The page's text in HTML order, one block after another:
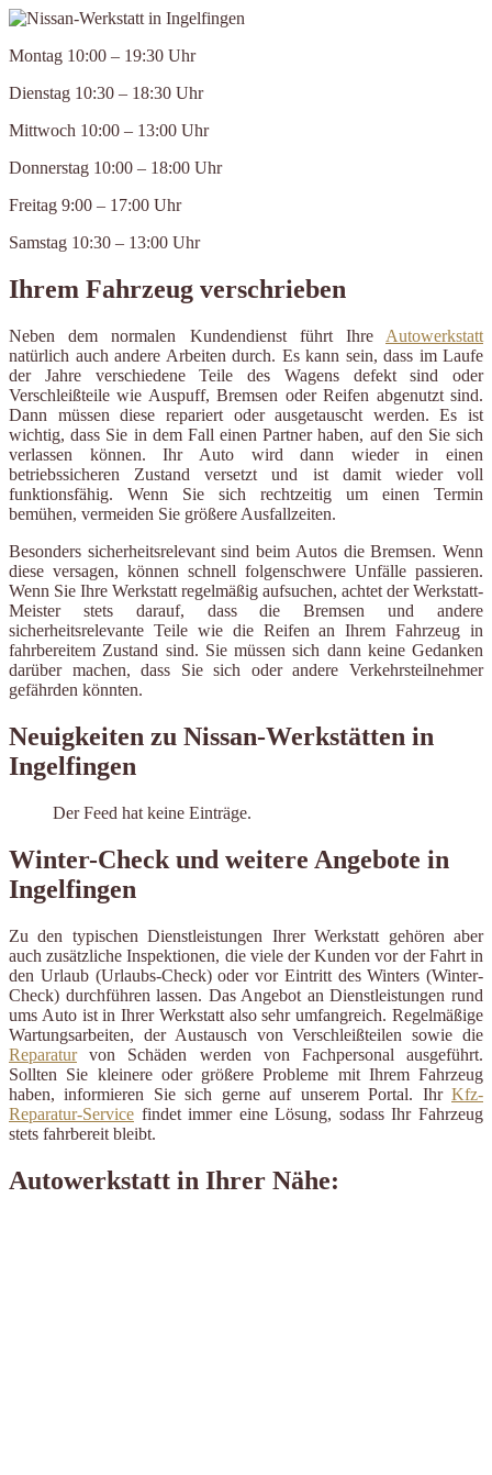
Montag 10:00 – 19:30 Uhr
Dienstag 10:30 – 18:30 Uhr
Mittwoch 10:00 – 13:00 Uhr
Donnerstag 10:00 – 18:00 Uhr
Freitag 9:00 – 17:00 Uhr
Samstag 10:30 – 13:00 Uhr
Ihrem Fahrzeug verschrieben
Neben dem normalen Kundendienst führt Ihre Autowerkstatt
natürlich auch andere Arbeiten durch. Es kann sein, dass im Laufe
der Jahre verschiedene Teile des Wagens defekt sind oder
Verschleißteile wie Auspuff, Bremsen oder Reifen abgenutzt sind.
Dann müssen diese repariert oder ausgetauscht werden. Es ist
wichtig, dass Sie in dem Fall einen Partner haben, auf den Sie sich
verlassen können. Ihr Auto wird dann wieder in einen
betriebssicheren Zustand versetzt und ist damit wieder voll
funktionsfähig. Wenn Sie sich rechtzeitig um einen Termin
bemühen, vermeiden Sie größere Ausfallzeiten.
Besonders sicherheitsrelevant sind beim Autos die Bremsen. Wenn
diese versagen, können schnell folgenschwere Unfälle passieren.
Wenn Sie Ihre Werkstatt regelmäßig aufsuchen, achtet der Werkstatt-
Meister stets darauf, dass die Bremsen und andere
sicherheitsrelevante Teile wie die Reifen an Ihrem Fahrzeug in
fahrbereitem Zustand sind. Sie müssen sich dann keine Gedanken
darüber machen, dass Sie sich oder andere Verkehrsteilnehmer
gefährden könnten.
Neuigkeiten zu Nissan-Werkstätten in
Ingelfingen
Der Feed hat keine Einträge.
Winter-Check und weitere Angebote in
Ingelfingen
Zu den typischen Dienstleistungen Ihrer Werkstatt gehören aber
auch zusätzliche Inspektionen, die viele der Kunden vor der Fahrt in
den Urlaub (Urlaubs-Check) oder vor Eintritt des Winters (Winter-
Check) durchführen lassen. Das Angebot an Dienstleistungen rund
ums Auto ist in Ihrer Werkstatt also sehr umfangreich. Regelmäßige
Wartungsarbeiten, der Austausch von Verschleißteilen sowie die
Reparaturvon Schäden werden von Fachpersonal ausgeführt.
Sollten Sie kleinere oder größere Probleme mit Ihrem Fahrzeug
haben, informieren Sie sich gerne auf unserem Portal. Ihr Kfz-
Reparatur-Service findet immer eine Lösung, sodass Ihr Fahrzeug
stets fahrbereit bleibt.
Autowerkstatt in Ihrer Nähe: